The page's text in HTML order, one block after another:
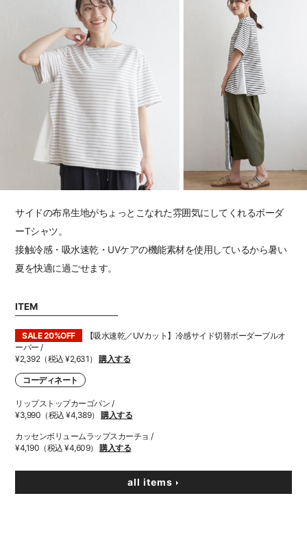
サイドの布帛生地がちょっとこなれた雰囲気にしてくれるボーダ
ーTシャツ。
接触冷感・吸水速乾・UVケアの機能素材を使用しているから暑い
夏を快適に過ごせます。
ITEM
SALE 20%OFF
【吸水速乾／UVカット】冷感サイド切替ボーダープルオ
ーバー /
¥2,392（税込 ¥2,631） 購入する
コーディネート
リップストップカーゴパン /
¥3,990（税込 ¥4,389） 購入する
カッセンボリュームラップスカーチョ /
¥4,190（税込 ¥4,609） 購入する
all items